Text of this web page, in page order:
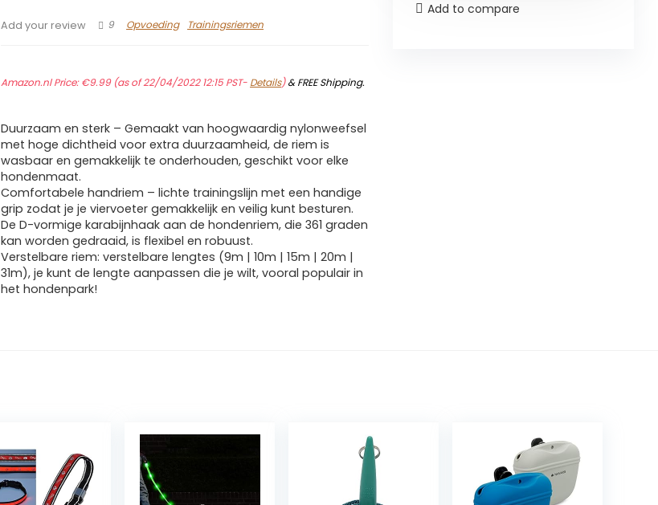
Add your review 9 Opvoeding Trainingsriemen
Amazon.nl Price:€9.99(as of 22/04/2022 12:15 PST- Details)&FREE Shipping.
Duurzaam en sterk – Gemaakt van hoogwaardig nylonweefsel
met hoge dichtheid voor extra duurzaamheid, de riem is
wasbaar en gemakkelijk te onderhouden, geschikt voor elke
hondenmaat.
Comfortabele handriem – lichte trainingslijn met een handige
grip zodat je je viervoeter gemakkelijk en veilig kunt besturen.
De D-vormige karabijnhaak aan de hondenriem, die 361 ​​graden
kan worden gedraaid, is flexibel en robuust.
Verstelbare riem: verstelbare lengtes (9m | 10m | 15m | 20m |
31m), je kunt de lengte aanpassen die je wilt, vooral populair in
het hondenpark!
Add to compare